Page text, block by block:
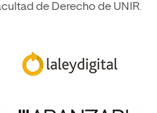
de Derecho de UNIR.